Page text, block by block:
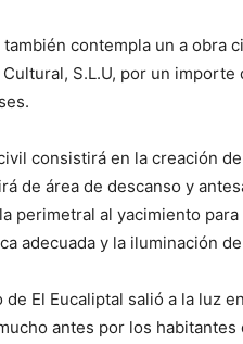
contempla un a obra
S.L.U, por un
consistirá en la creación
de área de descanso y
perimetral al yacimiento
adecuada y la iluminación
El Eucaliptal salió a la luz
antes por los